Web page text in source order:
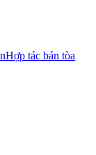
Hợp tác bán tòa